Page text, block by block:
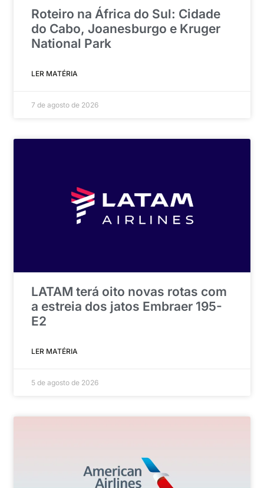
Roteiro na África do Sul: Cidade
do Cabo, Joanesburgo e Kruger
National Park
LER MATÉRIA
7 de agosto de 2026
LATAM terá oito novas rotas com
a estreia dos jatos Embraer 195-
E2
LER MATÉRIA
5 de agosto de 2026